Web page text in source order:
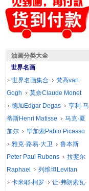
油画分类大全
世界名画
世界名画集合
梵高van
Gogh
莫奈Claude Monet
德加Edgar Degas
亨利·马
蒂斯Henri Matisse
马克·夏
加尔
毕加索Pablo Picasso
雅克·路易·大卫
鲁本斯
Peter Paul Rubens
拉斐尔
Raphael
列维坦Levitan
卡米耶·柯罗
让·弗朗索瓦·